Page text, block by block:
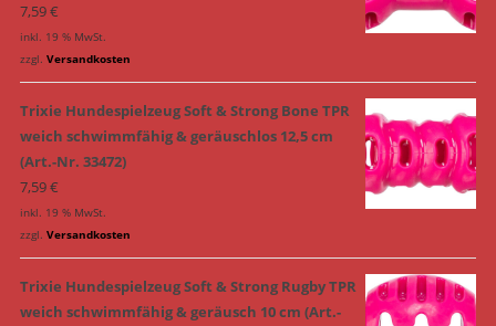
7,59€
inkl. 19 % MwSt.
zzgl. Versandkosten
Trixie Hundespielzeug Soft & Strong Bone TPR
weich schwimmfähig & geräuschlos 12,5 cm
(Art.-Nr. 33472)
7,59€
inkl. 19 % MwSt.
zzgl. Versandkosten
Trixie Hundespielzeug Soft & Strong Rugby TPR
weich schwimmfähig & geräusch 10 cm (Art.-